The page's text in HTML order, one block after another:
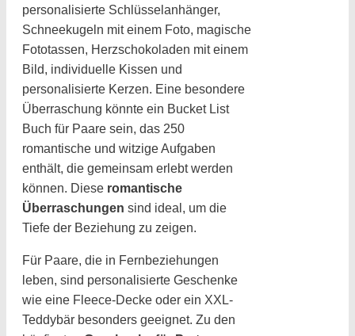
personalisierte Schlüsselanhänger,
Schneekugeln mit einem Foto, magische
Fototassen, Herzschokoladen mit einem
Bild, individuelle Kissen und
personalisierte Kerzen. Eine besondere
Überraschung könnte ein Bucket List
Buch für Paare sein, das 250
romantische und witzige Aufgaben
enthält, die gemeinsam erlebt werden
können. Diese romantische
Überraschungen sind ideal, um die
Tiefe der Beziehung zu zeigen.
Für Paare, die in Fernbeziehungen
leben, sind personalisierte Geschenke
wie eine Fleece-Decke oder ein XXL-
Teddybär besonders geeignet. Zu den